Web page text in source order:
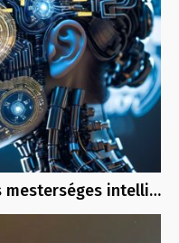
mesterséges intelli…